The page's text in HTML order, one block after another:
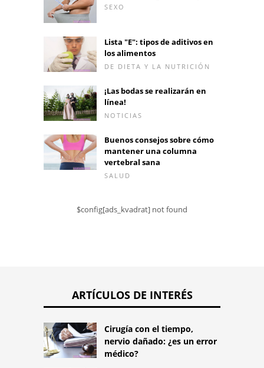
SEXO
Lista "E": tipos de aditivos en
los alimentos
DE DIETA Y LA NUTRICIÓN
¡Las bodas se realizarán en
línea!
NOTICIAS
Buenos consejos sobre cómo
mantener una columna
vertebral sana
SALUD
$config[ads_kvadrat] not found
ARTÍCULOS DE INTERÉS
Cirugía con el tiempo,
nervio dañado: ¿es un error
médico?